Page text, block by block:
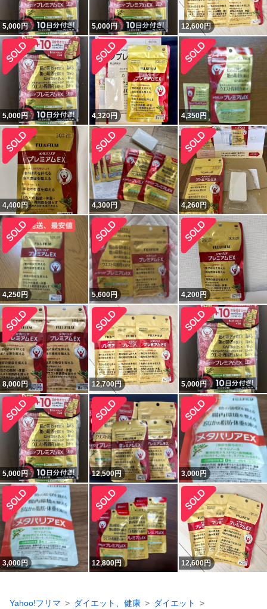
5,000円 5,000円 12,600円
5,000円 4,320円 4,350円
4,400円 4,300円 4,260円
4,250円 5,600円 4,200円
8,000円 12,700円 5,000円
5,000円 12,500円 3,000円
3,000円 12,800円 12,600円
Yahoo!フリマ ダイエット、健康
ダイエット